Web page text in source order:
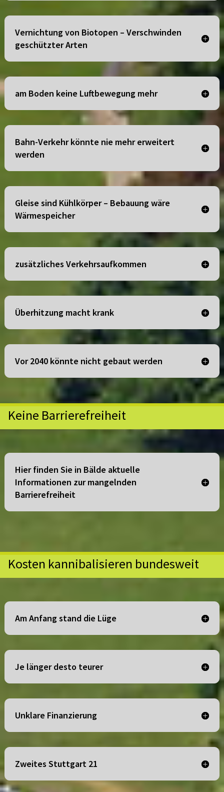
Vernichtung von Biotopen – Verschwinden
geschützter Arten
am Boden keine Luftbewegung mehr
Bahn-Verkehr könnte nie mehr erweitert
werden
Gleise sind Kühlkörper – Bebauung wäre
Wärmespeicher
zusätzliches Verkehrsaufkommen
Überhitzung macht krank
Vor 2040 könnte nicht gebaut werden
Keine Barrierefreiheit
Hier finden Sie in Bälde aktuelle
Informationen zur mangelnden
Barrierefreiheit
Kosten kannibalisieren bundesweit
Am Anfang stand die Lüge
Je länger desto teurer
Unklare Finanzierung
Zweites Stuttgart 21